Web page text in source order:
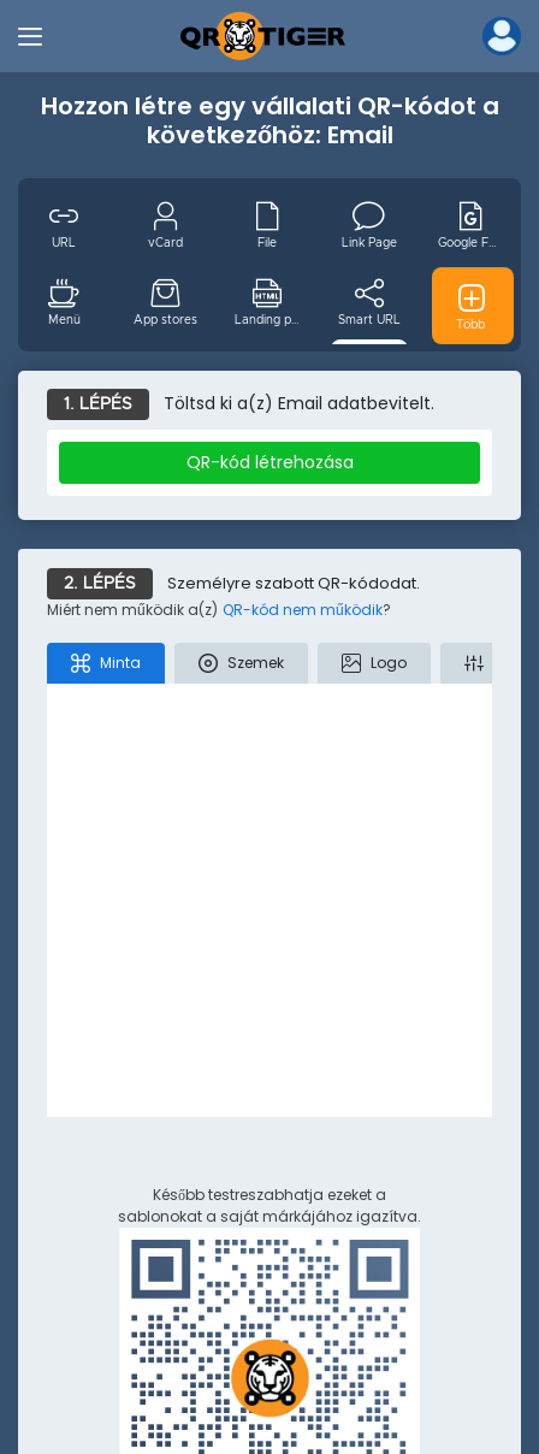
Hozzon létre egy vállalati QR-kódot a
következőhöz: Email
URL vCard File Link Page
Menü App stores Smart URL
MP3 Videó Wifi Email
Tiktok Twitter Helyszín Szöveg SMS
Több
1. LÉPÉS Töltsd ki a(z) Email adatbevitelt.
QR-kód létrehozása
2. LÉPÉS Személyre szabott QR-kódodat.
Miért nem működik a(z) QR-kód nem működik?
Minta Szemek Logo
Később testreszabhatja ezeket a
sablonokat a saját márkájához igazítva.